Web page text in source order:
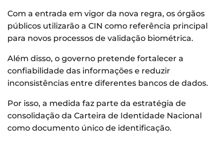
Com a entrada em vigor da nova regra, os órgãos
públicos utilizarão a CIN como referência principal
para novos processos de validação biométrica.
Além disso, o governo pretende fortalecer a
confiabilidade das informações e reduzir
inconsistências entre diferentes bancos de dados.
Por isso, a medida faz parte da estratégia de
consolidação da Carteira de Identidade Nacional
como documento único de identificação.